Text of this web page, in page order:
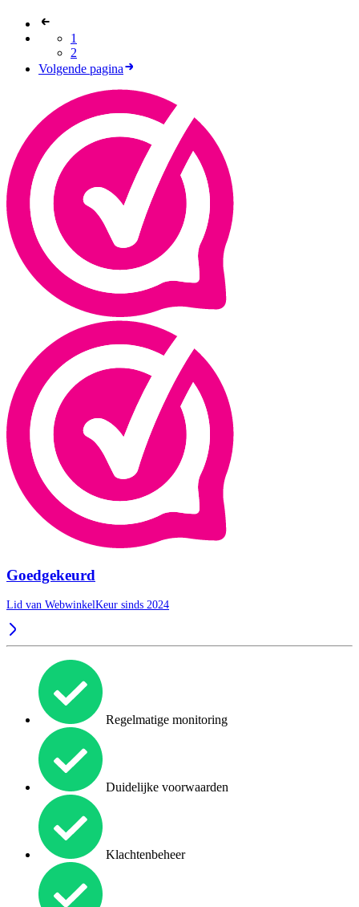
1
2
Volgende pagina
Goedgekeurd
Lid van WebwinkelKeur sinds 2024
Regelmatige monitoring
Duidelijke voorwaarden
Klachtenbeheer